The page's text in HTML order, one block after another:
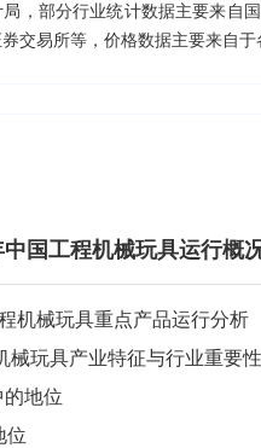
，部分行业统计数据主要来自
交易所等，价格数据主要来自于
国工程机械玩具运行概
机械玩具重点产品运行分析
械玩具产业特征与行业重要性
地位
位